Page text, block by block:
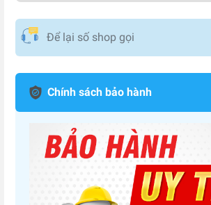
Chính sách bảo hành